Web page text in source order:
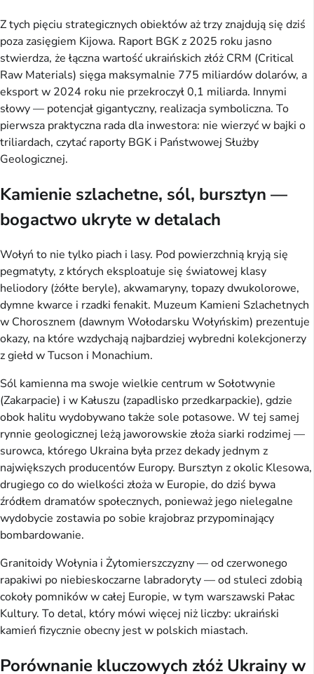
Z tych pięciu strategicznych obiektów aż trzy znajdują się dziś
poza zasięgiem Kijowa. Raport BGK z 2025 roku jasno
stwierdza, że łączna wartość ukraińskich złóż CRM (Critical
Raw Materials) sięga maksymalnie 775 miliardów dolarów, a
eksport w 2024 roku nie przekroczył 0,1 miliarda. Innymi
słowy — potencjał gigantyczny, realizacja symboliczna. To
pierwsza praktyczna rada dla inwestora: nie wierzyć w bajki o
triliardach, czytać raporty BGK i Państwowej Służby
Geologicznej.
Kamienie szlachetne, sól, bursztyn —
bogactwo ukryte w detalach
Wołyń to nie tylko piach i lasy. Pod powierzchnią kryją się
pegmatyty, z których eksploatuje się światowej klasy
heliodory (żółte beryle), akwamaryny, topazy dwukolorowe,
dymne kwarce i rzadki fenakit. Muzeum Kamieni Szlachetnych
w Chorosznem (dawnym Wołodarsku Wołyńskim) prezentuje
okazy, na które wzdychają najbardziej wybredni kolekcjonerzy
z giełd w Tucson i Monachium.
Sól kamienna ma swoje wielkie centrum w Sołotwynie
(Zakarpacie) i w Kałuszu (zapadlisko przedkarpackie), gdzie
obok halitu wydobywano także sole potasowe. W tej samej
rynnie geologicznej leżą jaworowskie złoża siarki rodzimej —
surowca, którego Ukraina była przez dekady jednym z
największych producentów Europy. Bursztyn z okolic Klesowa,
drugiego co do wielkości złoża w Europie, do dziś bywa
źródłem dramatów społecznych, ponieważ jego nielegalne
wydobycie zostawia po sobie krajobraz przypominający
bombardowanie.
Granitoidy Wołynia i Żytomierszczyzny — od czerwonego
rapakiwi po niebieskoczarne labradoryty — od stuleci zdobią
cokoły pomników w całej Europie, w tym warszawski Pałac
Kultury. To detal, który mówi więcej niż liczby: ukraiński
kamień fizycznie obecny jest w polskich miastach.
Porównanie kluczowych złóż Ukrainy w